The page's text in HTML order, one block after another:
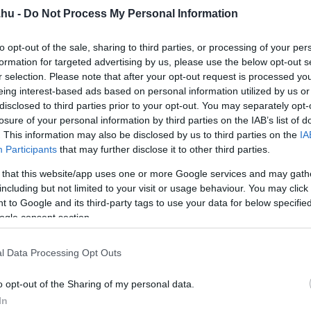
- Do Not Process My Personal Information
opt-out of the sale, sharing to third parties, or processing of your
for targeted advertising by us, please use the below opt-out
selection. Please note that after your opt-out request is processed
interest-based ads based on personal information utilized by us
to third parties prior to your opt-out. You may separately
of your personal information by third parties on the IAB’s list of
This information may also be disclosed by us to third parties on the
Participants that may further disclose it to other third parties.
that this website/app uses one or more Google services and may
but not limited to your visit or usage behaviour. You may
to Google and its third-party tags to use your data for below
consent section.
Data Processing Opt Outs
opt-out of the Sharing of my personal data.
veszélyekkel és ismeretlen ragadozókkal.
a park valóban megnyílt
most már működő parkként. A látogatók özönlöttek, a
Ismét katasztrófa. AzIndominus Rex nevű szörny
nem lehet kordában tartani.
sziget vulkánkitöréssel fenyeget, miközben titkos genetikai
kiszabadultak, és már az emberi világ részévé